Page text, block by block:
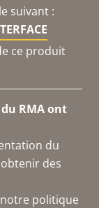
suivant :
ce produit
RMA ont
du
des
politique